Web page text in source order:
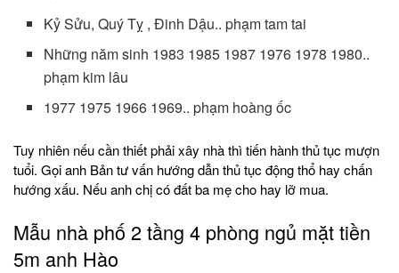
Kỷ Sửu, Quý Tỵ , Đinh Dậu.. phạm tam tai
Những năm sinh 1983 1985 1987 1976 1978 1980..
phạm kim lâu
1977 1975 1966 1969.. phạm hoàng ốc
Tuy nhiên nếu cần thiết phải xây nhà thì tiến hành thủ tục mượn
tuổi. Gọi anh Bản tư vấn hướng dẫn thủ tục động thổ hay chấn
hướng xấu. Nếu anh chị có đất ba mẹ cho hay lỡ mua.
Mẫu nhà phố 2 tầng 4 phòng ngủ mặt tiền
5m anh Hào